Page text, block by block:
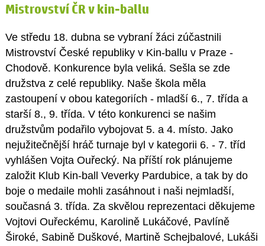
Mistrovství ČR v kin-ballu
Ve středu 18. dubna se vybraní žáci zúčastnili
Mistrovství České republiky v Kin-ballu v Praze -
Chodově. Konkurence byla veliká. Sešla se zde
družstva z celé republiky. Naše škola měla
zastoupení v obou kategoriích - mladší 6., 7. třída a
starší 8., 9. třída. V této konkurenci se našim
družstvům podařilo vybojovat 5. a 4. místo. Jako
nejužitečnější hráč turnaje byl v kategorii 6. - 7. tříd
vyhlášen Vojta Ouřecký. Na příští rok plánujeme
založit Klub Kin-ball Veverky Pardubice, a tak by do
boje o medaile mohli zasáhnout i naši nejmladší,
současná 3. třída. Za skvělou reprezentaci děkujeme
Vojtovi Ouřeckému, Karolině Lukáčové, Pavlíně
Široké, Sabině Duškové, Martině Schejbalové, Lukáši